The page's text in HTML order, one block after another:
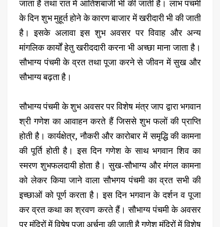
जाता है तथा रात में आतिशबाजी भी की जाती है। लाभ पंचमी
के दिन शुभ मुहूर्त होने के कारण बाजार में खरीदारी भी की जाती
है। इसके अलावा इस शुभ अवसर पर विवाह और अन्य
मांगलिक कार्यों हेतु खरीददारी करना भी अच्छा माना जाता है।
सौभाग्य पंचमी के व्रत तथा पूजा करने से जीवन में सुख और
सौभाग्य बढ़ता है।
सौभाग्य पंचमी के शुभ अवसर पर विशेष मंत्र जाप द्वारा भगवान
श्री गणेश का आवाहन करते हैं जिससे शुभ फलों की प्राप्ति
होती है। कार्यक्षेत्र, नौकरी और कारोबार में समृद्धि की कामना
की पूर्ति होती है। इस दिन गणेश के साथ भगवान शिव का
स्मरण शुभफलदायी होता है। सुख-सौभाग्य और मंगल कामना
को लेकर किया जाने वाला सौभगय पंचमी का व्रत सभी की
इच्छाओं को पूर्ण करता है। इस दिन भगवान के दर्शन व पूजा
कर व्रत कथा का श्रवण करते हैं। सौभाग्य पंचमी के अवसर
पर मंदिरों में विषेष पूजा अर्चना की जाती है गणेश मंदिरों में विशेष